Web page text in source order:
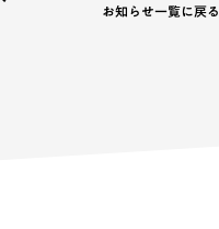
お知らせ一覧に戻る